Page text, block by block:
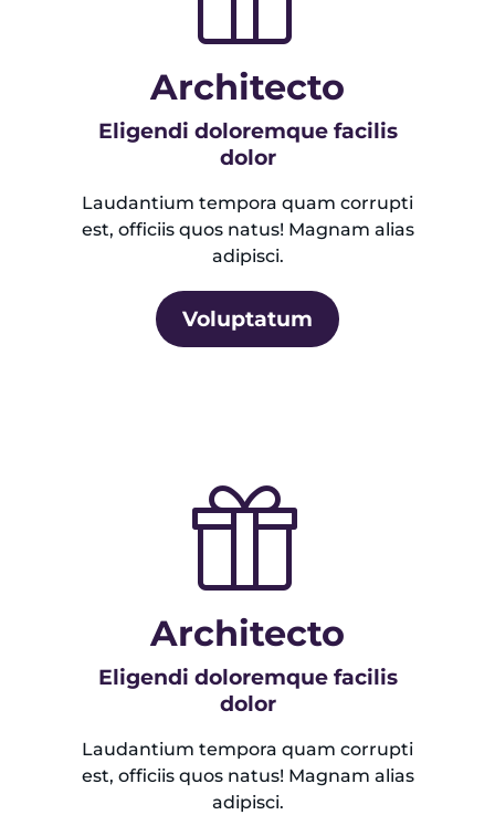
Architecto
Eligendi doloremque facilis
dolor
Laudantium tempora quam corrupti
est, officiis quos natus! Magnam alias
adipisci.
Voluptatum
Architecto
Eligendi doloremque facilis
dolor
Laudantium tempora quam corrupti
est, officiis quos natus! Magnam alias
adipisci.